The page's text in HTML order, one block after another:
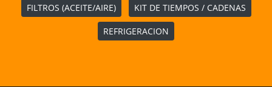
FILTROS (ACEITE/AIRE) KIT DE TIEMPOS / CADENAS
REFRIGERACION